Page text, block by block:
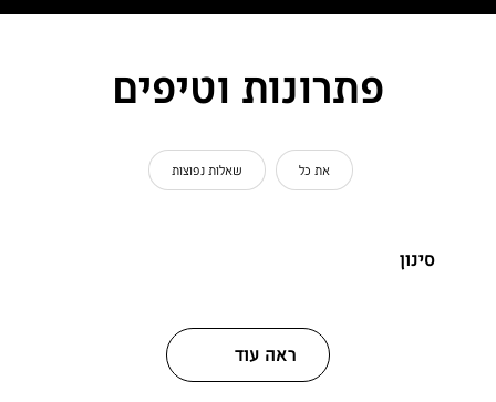
פתרונות וטיפים
את כל שאלות נפוצות
סינון
ראה עוד